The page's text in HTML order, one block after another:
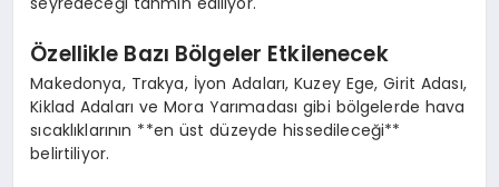
Özellikle Bazı Bölgeler Etkilenecek
Makedonya, Trakya, İyon Adaları, Kuzey Ege, Girit Adası,
Kiklad Adaları ve Mora Yarımadası gibi bölgelerde hava
sıcaklıklarının **en üst düzeyde hissedileceği**
belirtiliyor.